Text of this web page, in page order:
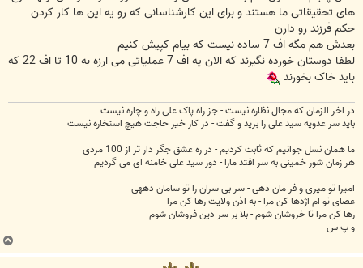
های تحقیقاتی ما هستند و برای این کارشناسانی که رو یه این ها کار کردن
حکم فرزند رو دارن
بعدش هم مگه اف 7 ساده نیست که بیام کپیش کنیم
لطفا دوستان خورده نگیرند که الان یه اف 7 عملیاتی می ارزه به 10 تا اف 22 که
باید خاک بخورند
در اخر الزمان که مجال نظاره نیست - جز راه پاک علی راه و چاره نیست
باید سر عدویه سید علی را برید و گفت - در کار خیر حاجت هیچ استخاره نیست
ما همان نسل جوانیم که ثابت کردیم - در ره عشق جگر دار تر از 100 مردی
هر زمان شور خمینی به سر افتد مارا - دور سید علی خامنه ای می گردیم
امیرا تو میری و فر مان دهی - سر بی سران را تو سامان دههی
عصای تو ام اژدها کن مرا - به اذن ولایت رها کن مرا
رها کن مرا تا خروشان شوم - بلا بر سر دین فروشان شوم
و پ س
ب
ا